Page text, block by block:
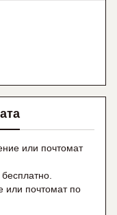
или почтомат
или почтомат по